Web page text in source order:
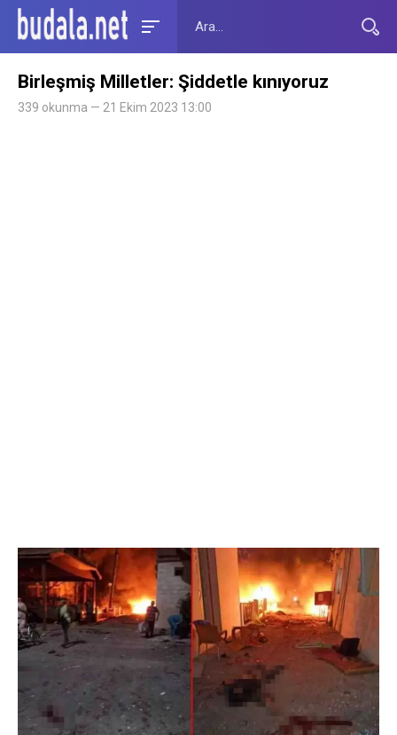
Birleşmiş Milletler: Şiddetle kınıyoruz
339 okunma — 21 Ekim 2023 13:00